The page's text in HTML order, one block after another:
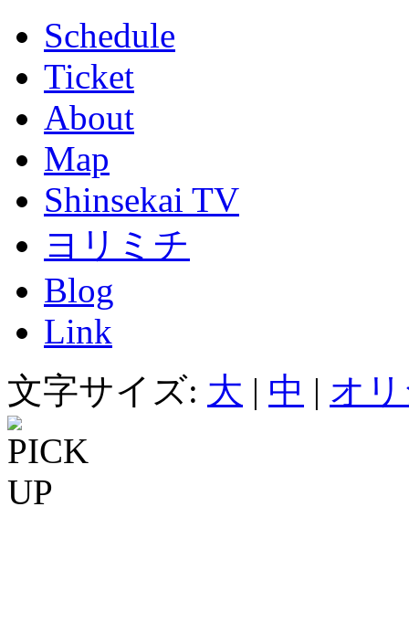
Schedule
Ticket
About
Map
Shinsekai TV
ヨリミチ
Blog
Link
文字サイズ: 大 | 中 | オ